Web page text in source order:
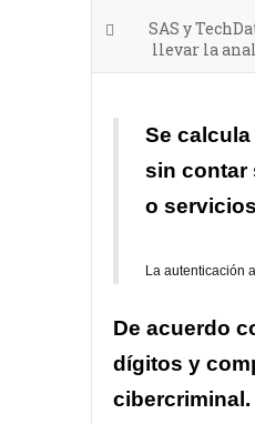
SAS y
llevar la
Se
sin contar
o
La autenticación
De acuerdo
dígitos y
cibercriminal.